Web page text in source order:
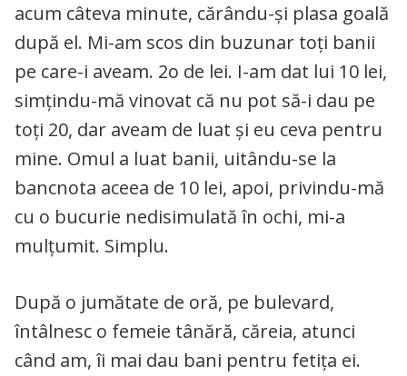
acum câteva minute, cărându-și plasa goală
după el. Mi-am scos din buzunar toți banii
pe care-i aveam. 2o de lei. I-am dat lui 10 lei,
simțindu-mă vinovat că nu pot să-i dau pe
toți 20, dar aveam de luat și eu ceva pentru
mine. Omul a luat banii, uitându-se la
bancnota aceea de 10 lei, apoi, privindu-mă
cu o bucurie nedisimulată în ochi, mi-a
mulțumit. Simplu.
După o jumătate de oră, pe bulevard,
întâlnesc o femeie tânără, căreia, atunci
când am, îi mai dau bani pentru fetița ei.